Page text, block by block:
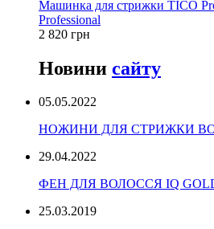
Машинка для стрижки TICO
Professional
2 820 грн
Новини сайту
05.05.2022
НОЖИНИ ДЛЯ СТРИЖКИ
29.04.2022
ФЕН ДЛЯ ВОЛОССЯ IQ
25.03.2019